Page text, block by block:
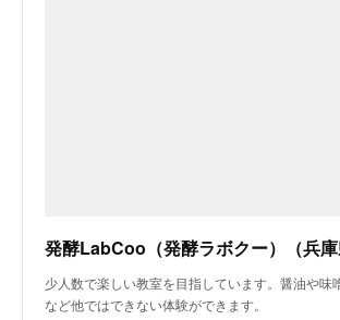
発酵LabCoo（発酵ラボクー）（兵庫
少人数で楽しい教室を目指しています。醤油や味
など他ではできない体験ができます。